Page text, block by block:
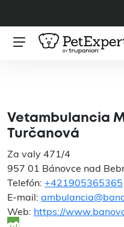
Vetambulancia
Turčanová
Za valy 471/4
957 01 Bánovce nad
Telefón: +421905365365
E-mail:
Web: https://